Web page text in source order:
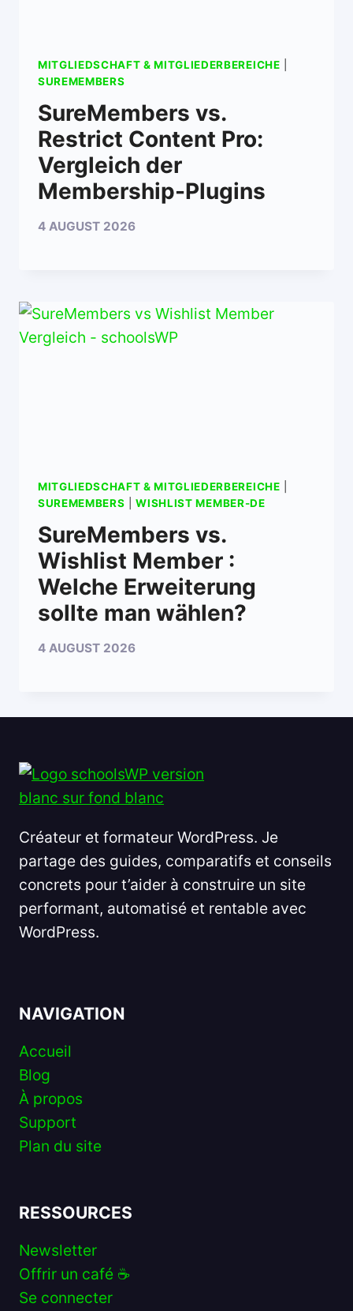
MITGLIEDSCHAFT & MITGLIEDERBEREICHE
SUREMEMBERS
SureMembers vs.
Restrict Content Pro:
Vergleich der
Membership-Plugins
4 AUGUST 2026
MITGLIEDSCHAFT & MITGLIEDERBEREICHE
SUREMEMBERS |WISHLIST MEMBER-DE
SureMembers vs.
Wishlist Member :
Welche Erweiterung
sollte man wählen?
4 AUGUST 2026
Créateur et formateur WordPress. Je
partage des guides, comparatifs et conseils
concrets pour t’aider à construire un site
performant, automatisé et rentable avec
WordPress.
NAVIGATION
Accueil
Blog
À propos
Support
Plan du site
RESSOURCES
Newsletter
Offrir un café ☕️
Se connecter